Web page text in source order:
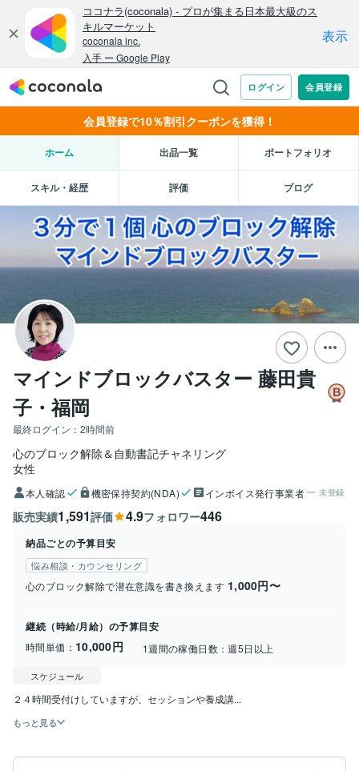
会員登録で10％割引クーポンを獲得！
ホーム 出品一覧 ポートフォリオ
スキル・経歴 評価 ブログ
マインドブロックバスター 藤田貴
子・福岡
最終ログイン： 2時間前
心のブロック解除＆自動書記チャネリング
女性
本人確認 機密保持契約(NDA) インボイス発行事業者 未登録
販売実績1,591評価 4.9フォロワー446
納品ごとの予算目安
悩み相談・カウンセリング
心のブロック解除で潜在意識を書き換えます 1,000円〜
継続（時給/月給）の予算目安
時間単価： 10,000円 1週間の稼働日数：週5日以上
スケジュール
２４時間受付けしていますが、セッションや養成講...
もっと見る